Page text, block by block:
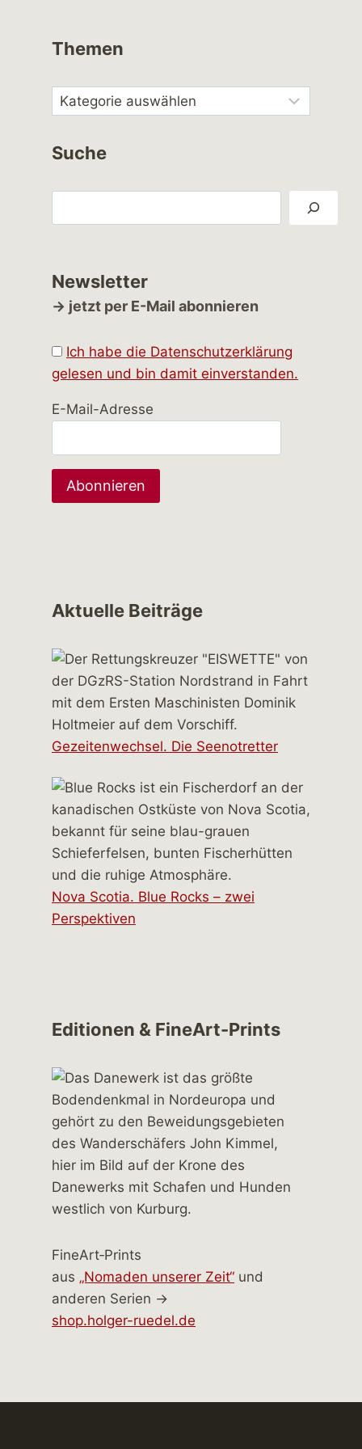
Themen
Suche
Newsletter
→ jetzt per E-Mail abonnieren
Ich habe die Datenschutzerklärung
gelesen und bin damit einverstanden.
E-Mail-Adresse
Aktuelle Beiträge
Gezeitenwechsel. Die Seenotretter
Nova Scotia. Blue Rocks – zwei
Perspektiven
Editionen & FineArt-Prints
FineArt‑Prints
aus „Nomaden unserer Zeit“ und
anderen Serien →
shop.holger-ruedel.de